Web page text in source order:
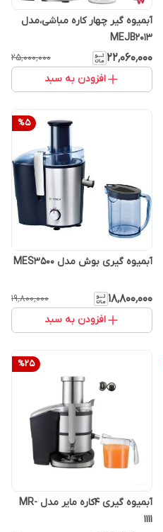
آبمیوه گیر چهار کاره مباشی،مدل
MEJB2013
۲۲٬۰۶۰٬۰۰۰ ۲۵٬۰۰۰٬۰۰۰
افزودن به سبد
%5
آبمیوه گیری بوش مدل MES3500
۱۸٬۸۰۰٬۰۰۰ ۱۹٬۸۰۰٬۰۰۰
افزودن به سبد
%25
آبمیوه گیری 4کاره مایر مدل MR-
1111